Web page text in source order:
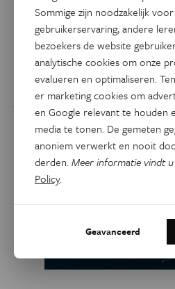
Stress kan
hart- en
Stress versterkt de activiteit in
verhoogt het risico op
Sommige zijn noodzakelijk
gebruikerservaring, andere
bezoekers de website
analytische cookies om onze
evalueren en optimaliseren.
er marketing cookies om
en Google relevant te houden
media te tonen. De gemeten
anoniem verwerkt en nooit
derden.Meer informatie vindt
Policy.
Geavanceerd